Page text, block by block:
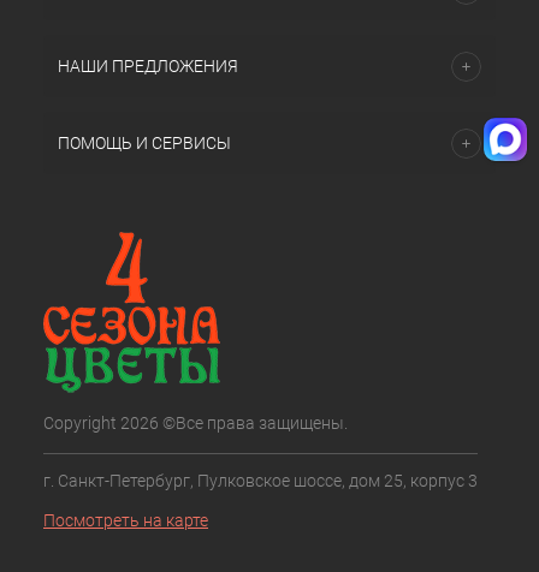
НАШИ ПРЕДЛОЖЕНИЯ
ПОМОЩЬ И СЕРВИСЫ
Copyright 2026 ©Все права защищены.
г. Санкт-Петербург, Пулковское шоссе, дом 25, корпус 3
Посмотреть на карте